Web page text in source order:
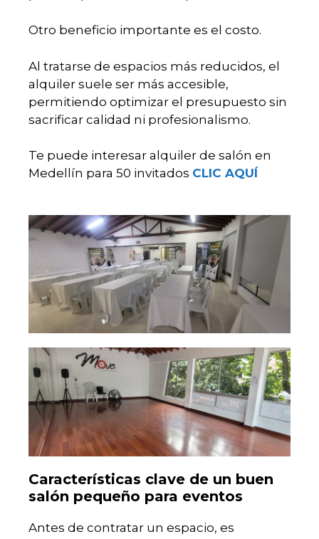
Otro beneficio importante es el costo.
Al tratarse de espacios más reducidos, el
alquiler suele ser más accesible,
permitiendo optimizar el presupuesto sin
sacrificar calidad ni profesionalismo.
Te puede interesar alquiler de salón en
Medellín para 50 invitados CLIC AQUÍ
Características clave de un buen
salón pequeño para eventos
Antes de contratar un espacio, es